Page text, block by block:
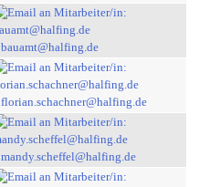
bauamt@halfing.de
florian.schachner@halfing.de
mandy.scheffel@halfing.de